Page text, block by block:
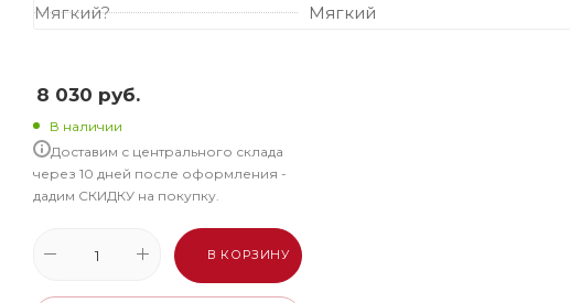
Мягкий?
Мягкий
8 030 руб.
В наличии
Доставим с центрального склада
через 10 дней после оформления -
дадим СКИДКУ на покупку.
В КОРЗИНУ